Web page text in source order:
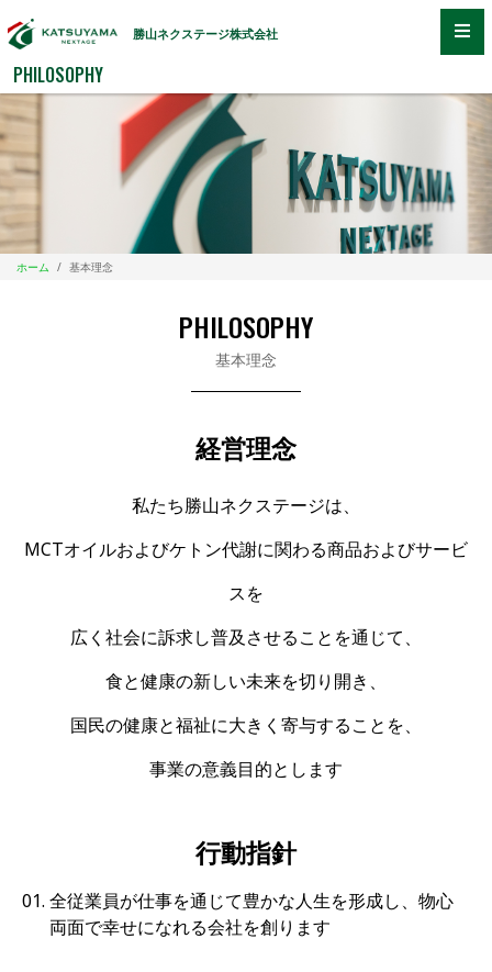
勝山ネクステージ株式会社
PHILOSOPHY
ホーム / 基本理念
PHILOSOPHY
基本理念
経営理念
私たち勝山ネクステージは、
MCTオイルおよびケトン代謝に関わる商品およびサービ
スを
広く社会に訴求し普及させることを通じて、
食と健康の新しい未来を切り開き、
国民の健康と福祉に大きく寄与することを、
事業の意義目的とします
行動指針
全従業員が仕事を通じて豊かな人生を形成し、物心
両面で幸せになれる会社を創ります